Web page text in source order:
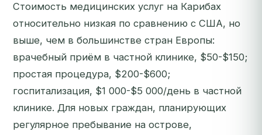
Стоимость медицинских услуг на Карибах
относительно низкая по сравнению с США, но
выше, чем в большинстве стран Европы:
врачебный приём в частной клинике, $50-$150;
простая процедура, $200-$600;
госпитализация, $1 000-$5 000/день в частной
клинике. Для новых граждан, планирующих
регулярное пребывание на острове,